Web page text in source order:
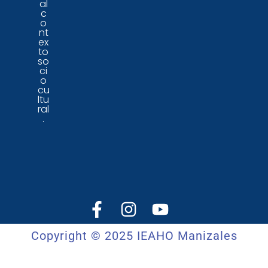
al
c
o
nt
ex
to
so
ci
o
cu
ltu
ral
.
Copyright © 2025 IEAHO Manizales